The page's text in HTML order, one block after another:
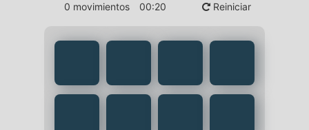
0 movimientos 00:21 Reiniciar